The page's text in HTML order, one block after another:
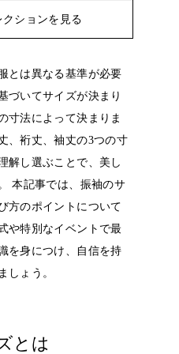
ションを見る
とは異なる基準が必要
づいてサイズが決まり
寸法によって決まりま
、裄丈、袖丈の3つの寸
解し選ぶことで、美し
本記事では、振袖のサ
方のポイントについて
や特別なイベントで最
を身につけ、自信を持
しょう。
とは